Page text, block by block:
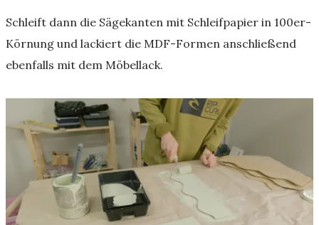
Schleift dann die Sägekanten mit Schleifpapier in 100er-
Körnung und lackiert die MDF-Formen anschließend
ebenfalls mit dem Möbellack.